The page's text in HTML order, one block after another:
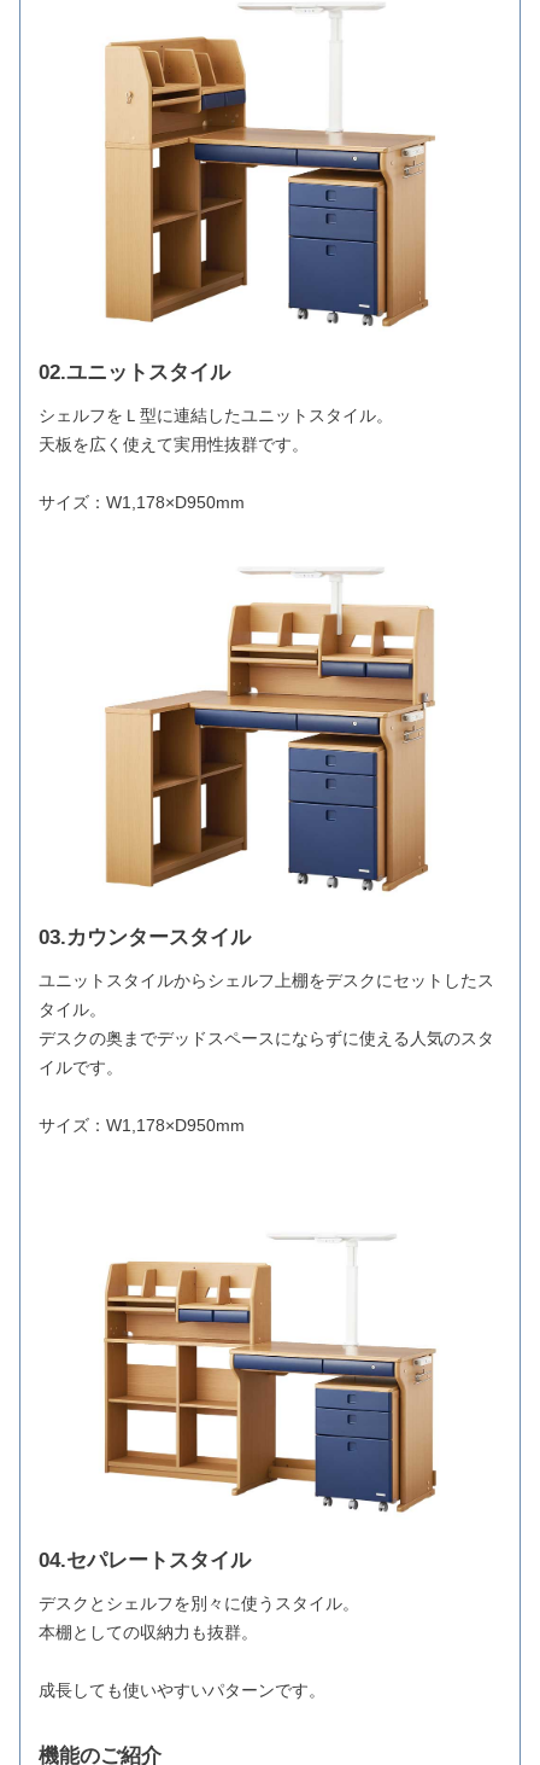
02.ユニットスタイル
シェルフをＬ型に連結したユニットスタイル。
天板を広く使えて実用性抜群です。
サイズ：W1,178×D950mm
03.カウンタースタイル
ユニットスタイルからシェルフ上棚をデスクにセットしたス
タイル。
デスクの奥までデッドスペースにならずに使える人気のスタ
イルです。
サイズ：W1,178×D950mm
04.セパレートスタイル
デスクとシェルフを別々に使うスタイル。
本棚としての収納力も抜群。
成長しても使いやすいパターンです。
機能のご紹介